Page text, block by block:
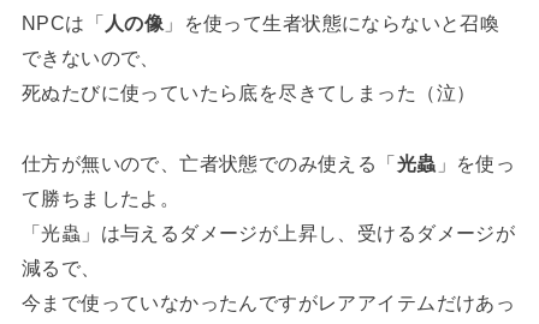
NPCは「 人の像 」を使って生者状態にならないと召喚
できないので、
死ぬたびに使っていたら底を尽きてしまった（泣）
仕方が無いので、亡者状態でのみ使える「光蟲 」を使っ
て勝ちましたよ。
「光蟲」は与えるダメージが上昇し、受けるダメージが
減るで、
今まで使っていなかったんですがレアアイテムだけあっ